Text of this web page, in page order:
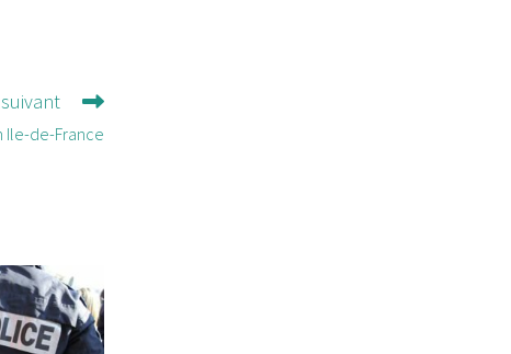
Ile-de-France